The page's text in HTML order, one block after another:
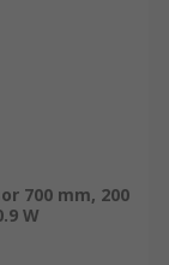
700 mm, 200
W